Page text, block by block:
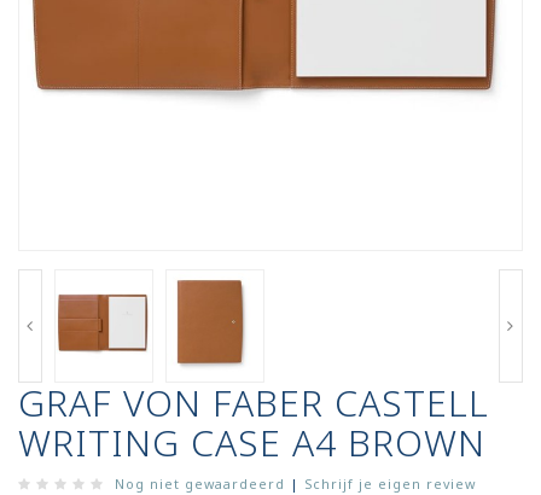
GRAF VON FABER CASTELL
WRITING CASE A4 BROWN
Nog niet gewaardeerd | Schrijf je eigen review